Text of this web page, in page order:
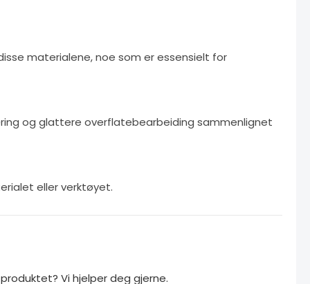
materialene, noe som er essensielt for
og glattere overflatebearbeiding sammenlignet
eller verktøyet.
Vi hjelper deg gjerne.